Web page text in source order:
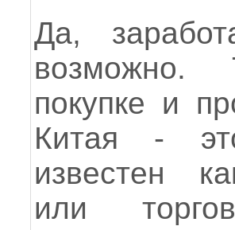
Да,
покупке и
Китая -
известен
или